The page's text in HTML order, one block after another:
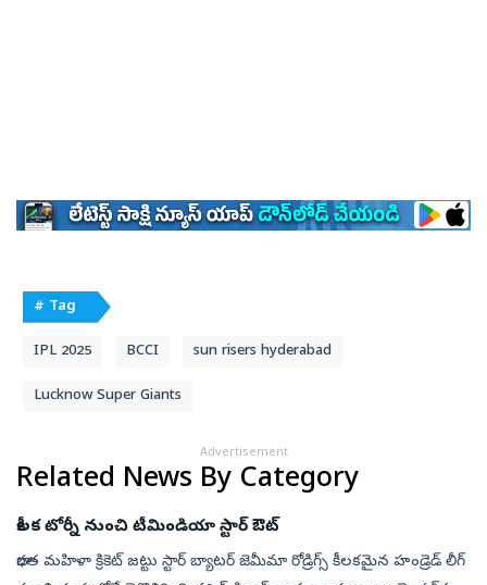
# Tag
IPL 2025 BCCI sun risers hyderabad
Lucknow Super Giants
Advertisement
Related News By Category
కీలక టోర్నీ నుంచి టీమిండియా స్టార్‌ ఔట్‌
భారత మహిళా క్రికెట్ జట్టు స్టార్‌ బ్యాటర్ జెమీమా రోడ్రిగ్స్‌ కీలకమైన హండ్రెడ్‌ లీగ్‌